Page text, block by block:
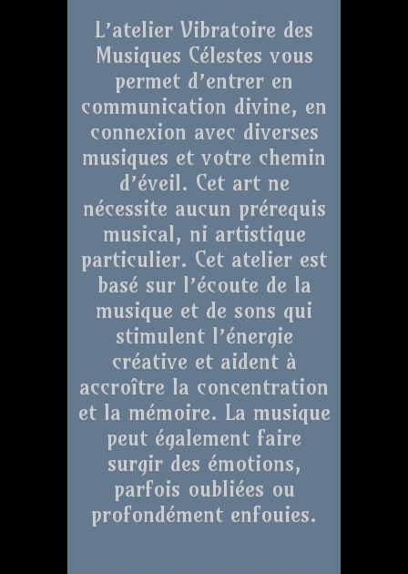
L’atelier Vibratoire des
Musiques Célestes vous
permet d’entrer en
communication divine, en
connexion avec diverses
musiques et votre chemin
d’éveil. Cet art ne
nécessite aucun prérequis
musical, ni artistique
particulier. Cet atelier est
basé sur l’écoute de la
musique et de sons qui
stimulent l’énergie
créative et aident à
accroître la concentration
et la mémoire. La musique
peut également faire
surgir des émotions,
parfois oubliées ou
profondément enfouies.